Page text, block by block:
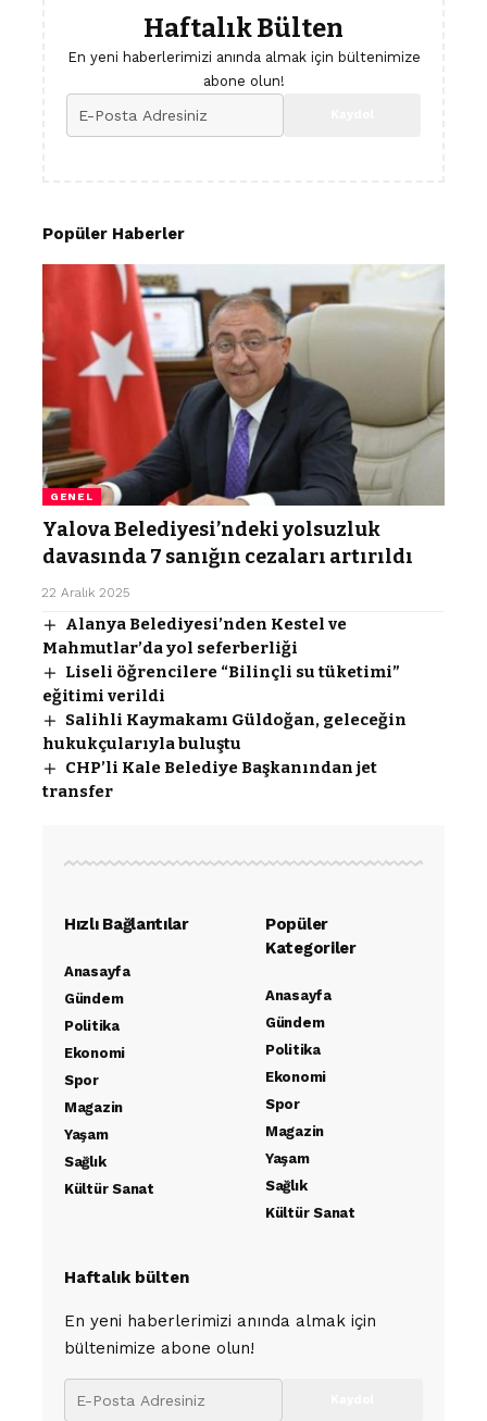
Haftalık Bülten
En yeni haberlerimizi anında almak için bültenimize
abone olun!
Popüler Haberler
GENEL
Yalova Belediyesi’ndeki yolsuzluk
davasında 7 sanığın cezaları artırıldı
22 Aralık 2025
Alanya Belediyesi’nden Kestel ve
Mahmutlar’da yol seferberliği
Liseli öğrencilere “Bilinçli su tüketimi”
eğitimi verildi
Salihli Kaymakamı Güldoğan, geleceğin
hukukçularıyla buluştu
CHP’li Kale Belediye Başkanından jet
transfer
Hızlı Bağlantılar
Anasayfa
Gündem
Politika
Ekonomi
Spor
Magazin
Yaşam
Sağlık
Kültür Sanat
Popüler
Kategoriler
Anasayfa
Gündem
Politika
Ekonomi
Spor
Magazin
Yaşam
Sağlık
Kültür Sanat
Haftalık bülten
En yeni haberlerimizi anında almak için
bültenimize abone olun!